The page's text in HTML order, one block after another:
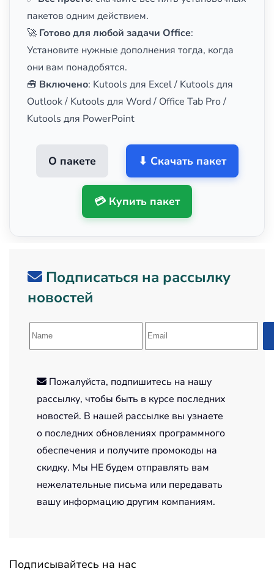
пакетов одним действием.
🚀 Готово для любой задачи Office:
Установите нужные дополнения тогда, когда
они вам понадобятся.
🧰 Включено: Kutools для Excel / Kutools для
Outlook / Kutools для Word / Office Tab Pro /
Kutools для PowerPoint
О пакете ⬇ Скачать пакет
💳 Купить пакет
Подписаться на рассылку
новостей
Пожалуйста, подпишитесь на нашу
рассылку, чтобы быть в курсе последних
новостей. В нашей рассылке вы узнаете
о последних обновлениях программного
обеспечения и получите промокоды на
скидку. Мы НЕ будем отправлять вам
нежелательные письма или передавать
вашу информацию другим компаниям.
Подписывайтесь на нас